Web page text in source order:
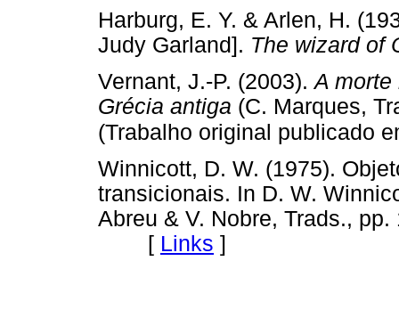
Harburg, E. Y. & Arlen, H.
Judy Garland]. The wizard of
Vernant, J.-P. (2003).A morte
Grécia antiga (C. Marques,
(Trabalho original publicado
Winnicott, D. W. (1975).
transicionais. In D. W.
Abreu & V. Nobre, Trads.,
[ Links ]